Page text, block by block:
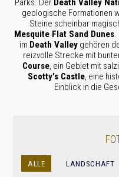
geologische Formationen
Steine scheinbar
Mesquite Flat Sand Dunes.
im Death Valleygehören
reizvolle Strecke mit
Course , ein Gebiet mit
Scotty's Castle, eine
Einblick in die
ALLE LANDSCHAFT